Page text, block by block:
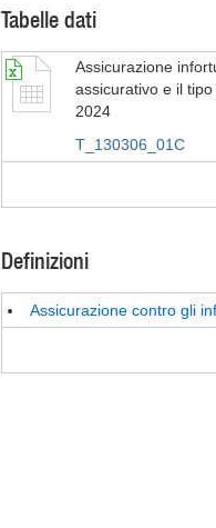
Tabelle dati
Assicurazione
assicurativo e il
2024
T_130306_01C
Definizioni
Assicurazione contro gli